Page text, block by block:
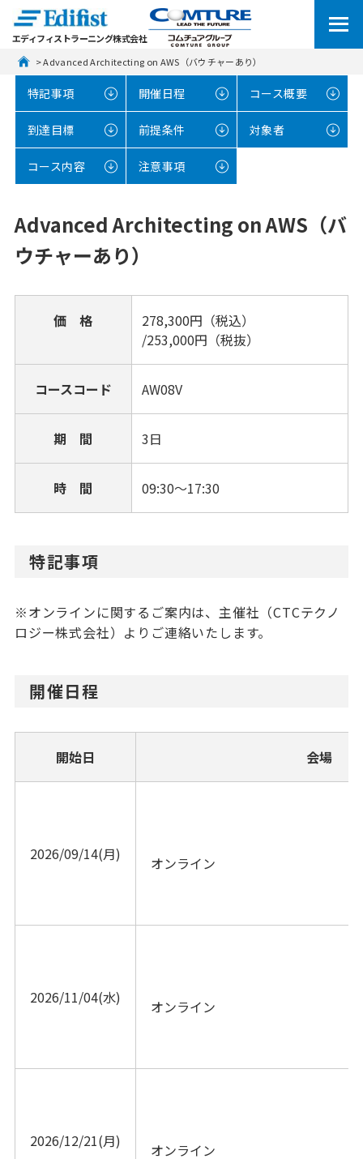
エディフィストラーニング株式会社
> Advanced Architecting on AWS（バウチャーあり）
特記事項 開催日程 コース概要
到達目標 前提条件 対象者
コース内容 注意事項
Advanced Architecting on AWS（バ
ウチャーあり）
価 格
278,300円（税込）
/253,000円（税抜）
コースコード AW08V
期 間 3日
時 間 09:30～17:30
特記事項
※オンラインに関するご案内は、主催社（CTCテクノ
ロジー株式会社）よりご連絡いたします。
開催日程
開始日 会場
2026/09/14(月)
2026/11/04(水)
2026/12/21(月)